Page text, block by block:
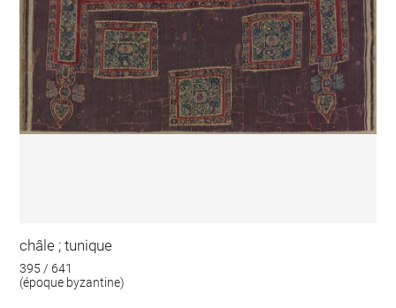
châle ; tunique
395 / 641
(époque byzantine)